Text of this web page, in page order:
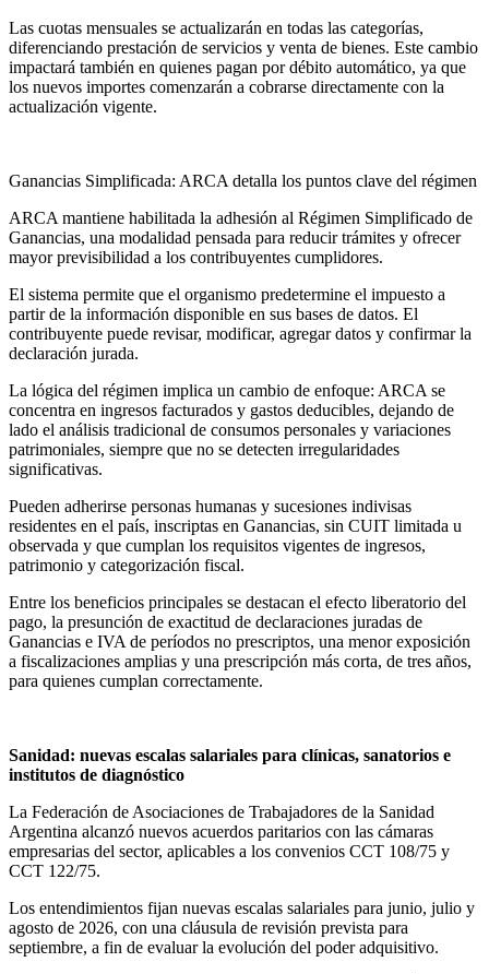
Las cuotas mensuales se actualizarán en todas las categorías,
diferenciando prestación de servicios y venta de bienes. Este cambio
impactará también en quienes pagan por débito automático, ya que
los nuevos importes comenzarán a cobrarse directamente con la
actualización vigente.
Ganancias Simplificada: ARCA detalla los puntos clave del régimen
ARCA mantiene habilitada la adhesión al Régimen Simplificado de
Ganancias, una modalidad pensada para reducir trámites y ofrecer
mayor previsibilidad a los contribuyentes cumplidores.
El sistema permite que el organismo predetermine el impuesto a
partir de la información disponible en sus bases de datos. El
contribuyente puede revisar, modificar, agregar datos y confirmar la
declaración jurada.
La lógica del régimen implica un cambio de enfoque: ARCA se
concentra en ingresos facturados y gastos deducibles, dejando de
lado el análisis tradicional de consumos personales y variaciones
patrimoniales, siempre que no se detecten irregularidades
significativas.
Pueden adherirse personas humanas y sucesiones indivisas
residentes en el país, inscriptas en Ganancias, sin CUIT limitada u
observada y que cumplan los requisitos vigentes de ingresos,
patrimonio y categorización fiscal.
Entre los beneficios principales se destacan el efecto liberatorio del
pago, la presunción de exactitud de declaraciones juradas de
Ganancias e IVA de períodos no prescriptos, una menor exposición
a fiscalizaciones amplias y una prescripción más corta, de tres años,
para quienes cumplan correctamente.
Sanidad: nuevas escalas salariales para clínicas, sanatorios e
institutos de diagnóstico
La Federación de Asociaciones de Trabajadores de la Sanidad
Argentina alcanzó nuevos acuerdos paritarios con las cámaras
empresarias del sector, aplicables a los convenios CCT 108/75 y
CCT 122/75.
Los entendimientos fijan nuevas escalas salariales para junio, julio y
agosto de 2026, con una cláusula de revisión prevista para
septiembre, a fin de evaluar la evolución del poder adquisitivo.